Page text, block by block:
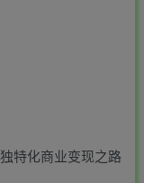
特化商业变现之路